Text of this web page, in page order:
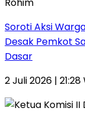
Soroti Aksi
Desak Pemkot
Dasar
2 Juli 2026 | 21:28